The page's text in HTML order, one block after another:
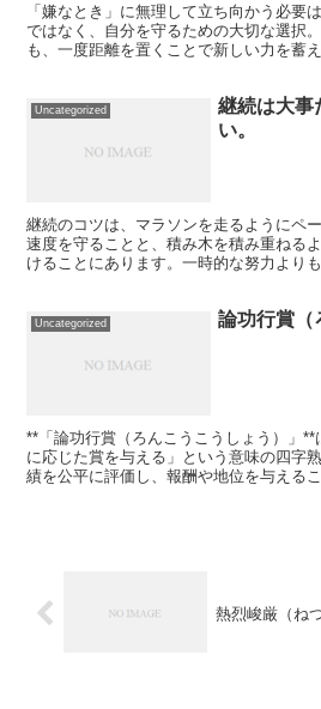
「嫌なとき」に無理して立ち向かう必要
ではなく、自分を守るための大切な選択
も、一度距離を置くことで新しい力を蓄
Uncategorized
継続は大事
い。
継続のコツは、マラソンを走るようにペ
速度を守ることと、積み木を積み重ねる
けることにあります。一時的な努力より
Uncategorized 論功行賞（
**「論功行賞（ろんこうこうしょう）」
に応じた賞を与える」という意味の四字
績を公平に評価し、報酬や地位を与える
熱烈峻厳（ね